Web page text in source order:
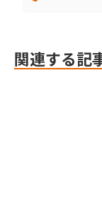
関連する記